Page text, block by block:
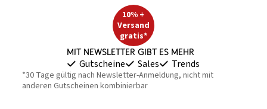
10% +
Versand
gratis*
Mit Newsletter gibt es mehr
Gutscheine Sales Trends
*30 Tage gültig nach Newsletter-Anmeldung, nicht mit
anderen Gutscheinen kombinierbar